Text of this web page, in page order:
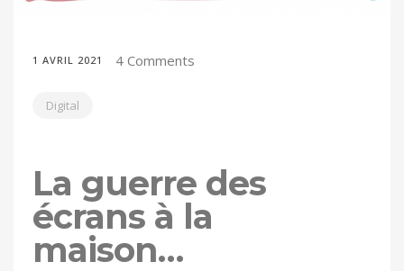
1 AVRIL 2021 4 Comments
Digital
La guerre des
écrans à la
maison…